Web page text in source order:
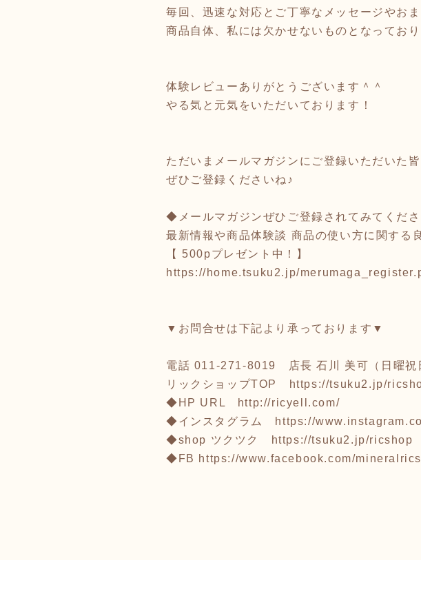
毎回、迅速な対応とご丁寧なメッセージやお
商品自体、私には欠かせないものとなってお
体験レビューありがとうございます＾＾
やる気と元気をいただいております！
ただいまメールマガジンにご登録いただいた
ぜひご登録くださいね♪
◆メールマガジンぜひご登録されてみてくださ
最新情報や商品体験談 商品の使い方に関する
【 500pプレゼント中！】
https://home.tsuku2.jp/
▼お問合せは下記より承っております▼
電話 011-271-8019 店長 石川 美可（日曜祝
リックショップTOP
https://tsuku2.jp/
◆HP URL
http://ricyell.com/
◆インスタグラム https://
◆shop ツクツク
https://tsuku2.jp/ricshop
◆FB https://www.facebook.com/